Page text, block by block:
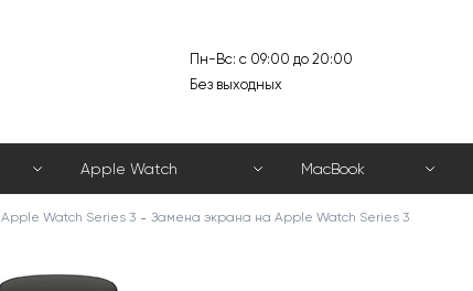
Пн-Вс: с 09:00 до 20:00
Без выходных
Apple Watch MacBook
Apple Watch Series 3 Замена экрана на Apple Watch Series 3